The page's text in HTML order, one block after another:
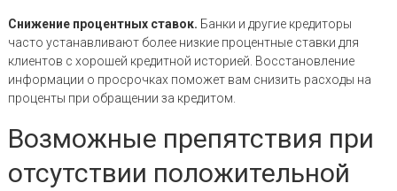
Снижение процентных ставок. Банки и другие кредиторы
часто устанавливают более низкие процентные ставки для
клиентов с хорошей кредитной историей. Восстановление
информации о просрочках поможет вам снизить расходы на
проценты при обращении за кредитом.
Возможные препятствия при
отсутствии положительной